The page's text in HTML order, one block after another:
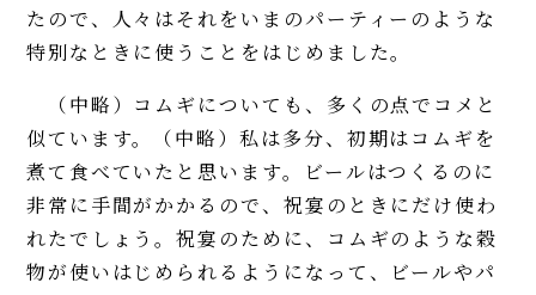
たので、人々はそれをいまのパーティーのような
特別なときに使うことをはじめました。
（中略）コムギについても、多くの点でコメと
似ています。（中略）私は多分、初期はコムギを
煮て食べていたと思います。ビールはつくるのに
非常に手間がかかるので、祝宴のときにだけ使わ
れたでしょう。祝宴のために、コムギのような穀
物が使いはじめられるようになって、ビールやパ